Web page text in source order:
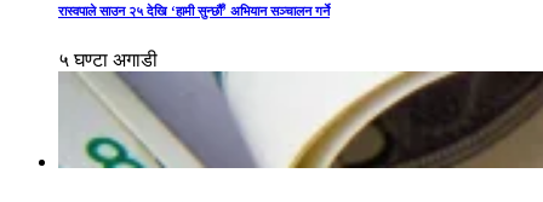
रास्वपाले साउन २५ देखि ‘हामी सुन्छौँ’ अभियान सञ्चालन गर्ने
५ घण्टा अगाडी